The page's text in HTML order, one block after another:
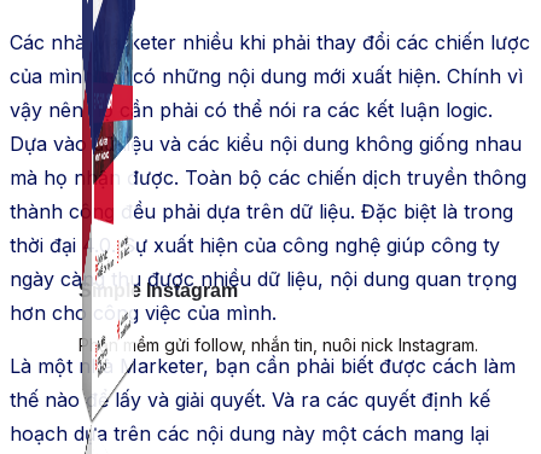
Simple Instagram
Phần mềm gửi follow, nhắn tin, nuôi nick Instagram.
Các nhà Marketer nhiều khi phải thay đổi các chiến lược
của mình khi có những nội dung mới xuất hiện. Chính vì
vậy nên họ cần phải có thể nói ra các kết luận logic.
Dựa vào dữ liệu và các kiểu nội dung không giống nhau
mà họ nhận được. Toàn bộ các chiến dịch truyền thông
thành công đều phải dựa trên dữ liệu. Đặc biệt là trong
thời đại 4.0. Sự xuất hiện của công nghệ giúp công ty
ngày càng thu được nhiều dữ liệu, nội dung quan trọng
hơn cho công việc của mình.
Là một nhà Marketer, bạn cần phải biết được cách làm
thế nào để lấy và giải quyết. Và ra các quyết định kế
hoạch dựa trên các nội dung này một cách mang lại